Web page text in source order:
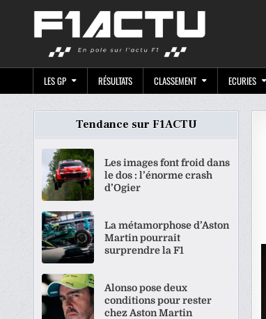
LES GP RÉSULTATS CLASSEMENT ECURIES
Tendance sur F1ACTU
Les images font froid dans
le dos : l’énorme crash
d’Ogier
La métamorphose d’Aston
Martin pourrait
surprendre la F1
Alonso pose deux
conditions pour rester
chez Aston Martin